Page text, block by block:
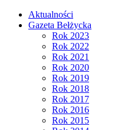
Aktualności
Gazeta Bełżycka
Rok 2023
Rok 2022
Rok 2021
Rok 2020
Rok 2019
Rok 2018
Rok 2017
Rok 2016
Rok 2015